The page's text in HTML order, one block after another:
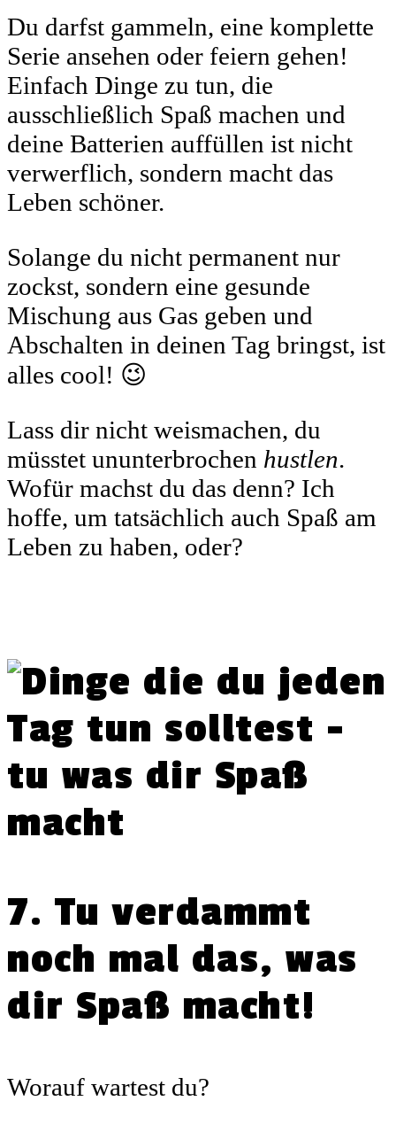
Du darfst gammeln, eine komplette
Serie ansehen oder feiern gehen!
Einfach Dinge zu tun, die
ausschließlich Spaß machen und
deine Batterien auffüllen ist nicht
verwerflich, sondern macht das
Leben schöner.
Solange du nicht permanent nur
zockst, sondern eine gesunde
Mischung aus Gas geben und
Abschalten in deinen Tag bringst, ist
alles cool! 😉
Lass dir nicht weismachen, du
müsstet ununterbrochen hustlen.
Wofür machst du das denn? Ich
hoffe, um tatsächlich auch Spaß am
Leben zu haben, oder?
7. Tu verdammt
noch mal das, was
dir Spaß macht!
Worauf wartest du?